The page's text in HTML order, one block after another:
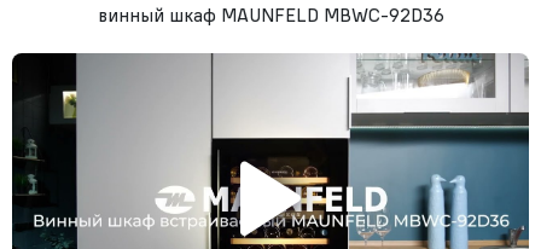
винный шкаф MAUNFELD MBWC-92D36